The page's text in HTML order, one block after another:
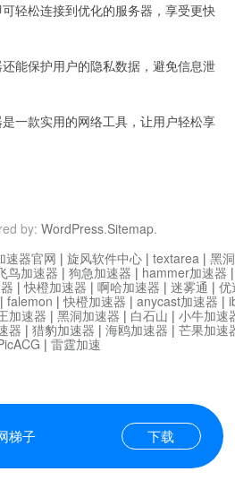
松连接到优化的服务器，享受更快
保护用户的隐私数据，避免信息泄
款实用的网络工具，让用户轻松享
by: WordPress.Sitemap.
梯子 下载
速器官网 | 旋风软件中心 | textarea | 黑
鸟加速器 | 狗急加速器 | hammer加速器
|快橙加速器 | 啊哈加速器 | 迷雾通 | 优
| falemon |快橙加速器 | anycast加速器 |
加速器 | 黑洞加速器 | 白石山 | 小牛加速
器 | 猎豹加速器 | 海鸥加速器 | 芒果加速
| 雷霆加速